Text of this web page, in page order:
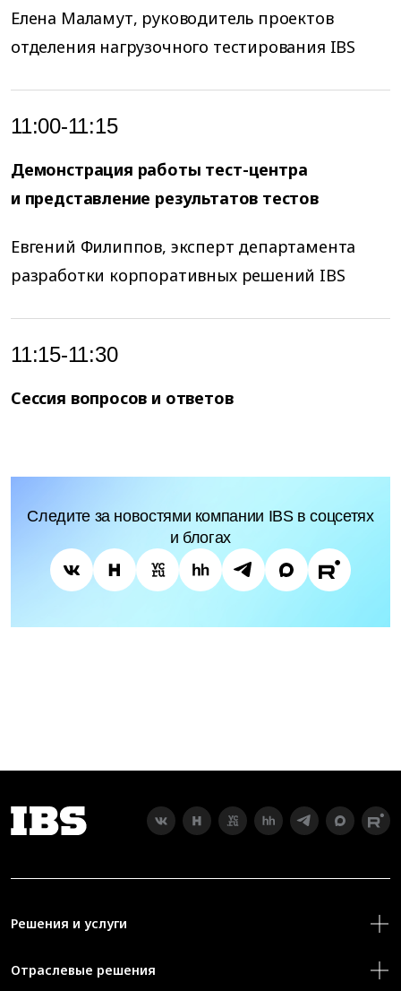
Елена Маламут, руководитель проектов
отделения нагрузочного тестирования IBS
11:00-11:15
Демонстрация работы тест-центра
и представление результатов тестов
Евгений Филиппов, эксперт департамента
разработки корпоративных решений IBS
11:15-11:30
Сессия вопросов и ответов
Следите за новостями компании IBS в соцсетях
и блогах
Решения и услуги
Отраслевые решения